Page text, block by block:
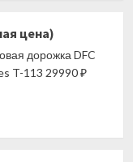
цена)
дорожка DFC
T-113 29990 ₽